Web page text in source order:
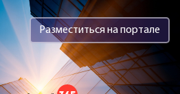
кредитных
Разместиться на портале